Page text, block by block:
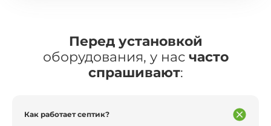
Перед установкой
оборудования, у нас часто
спрашивают:
Как работает септик?